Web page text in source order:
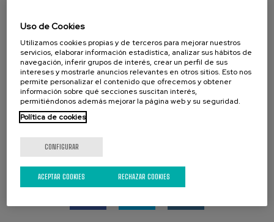
REDES SOCIALES
Uso de Cookies
Utilizamos cookies propias y de terceros para mejorar nuestros
servicios, elaborar información estadística, analizar sus hábitos de
navegación, inferir grupos de interés, crear un perfil de sus
intereses y mostrarle anuncios relevantes en otros sitios. Esto nos
permite personalizar el contenido que ofrecemos y obtener
información sobre qué secciones suscitan interés,
permitiéndonos además mejorar la página web y su seguridad.
Política de cookies
CONFIGURAR
RECHAZAR COOKIES
ACEPTAR COOKIES